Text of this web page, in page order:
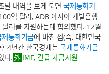
달 내역을 보게 되면국제통화기
억 달러, ADB 아시아 개발은행
러를 지원하는데 합의했다. 12월
제통화기금에 바친 셈(즉, 대한민국
4년간 한국경제는국제통화기금
다.
IMF, 긴급 자금지원